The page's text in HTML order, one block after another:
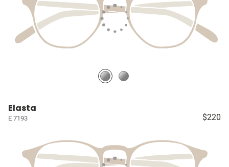
Elasta
E 7193 $220